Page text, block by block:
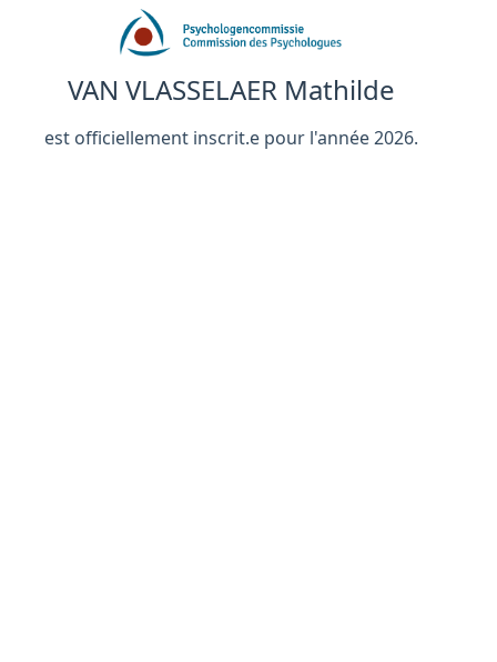
VAN VLASSELAER Mathilde
est officiellement inscrit.e pour l'année 2026.